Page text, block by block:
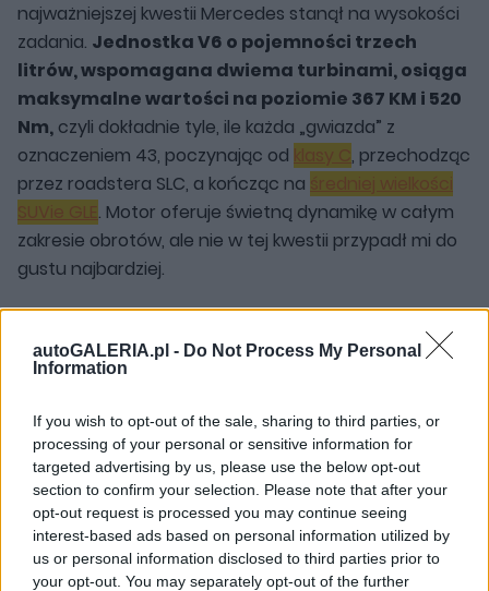
autoGALERIA.pl - Do Not Process My Personal
Information
If you wish to opt-out of the sale, sharing to third parties, or
processing of your personal or sensitive information for
targeted advertising by us, please use the below opt-out
section to confirm your selection. Please note that after your
opt-out request is processed you may continue seeing
interest-based ads based on personal information utilized by
us or personal information disclosed to third parties prior to
your opt-out. You may separately opt-out of the further
najważniejszej kwestii Mercedes stanął na wysokości
zadania. Jednostka V6 o pojemności trzech
litrów, wspomagana dwiema turbinami, osiąga
maksymalne wartości na poziomie 367 KM i 520
Nm, czyli dokładnie tyle, ile każda „gwiazda” z
oznaczeniem 43, poczynając od klasy C, przechodząc
przez roadstera SLC, a kończąc na średniej wielkości
SUVie GLE. Motor oferuje świetną dynamikę w całym
zakresie obrotów, ale nie w tej kwestii przypadł mi do
gustu najbardziej.
tak podejrzanie czyste i donośne, że z marszu
stwierdziłem, że nie może być w stu procentach
tego przyzwyczaiła, a czarny scenariusz napisał się
sam, w obawie przed prawdą. I nawet, jeśli błądzę,
myśląc teraz o stuprocentowej autentyczności, w
przypadku GLC 43 AMG przestaje mieć to jakiekolwiek
znaczenie.